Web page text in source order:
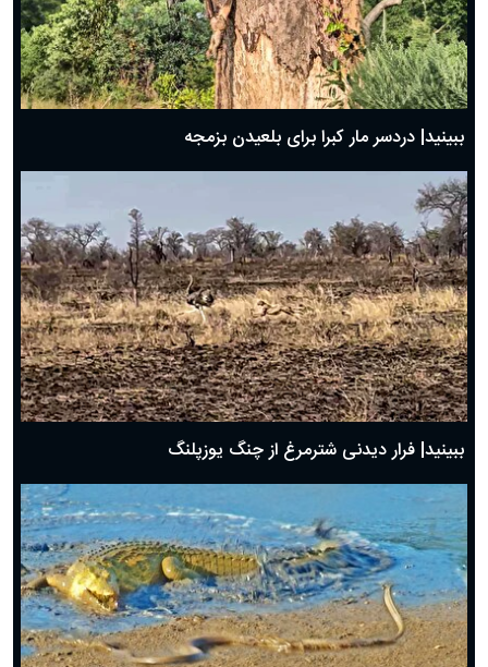
ببینید| دردسر مار کبرا برای بلعیدن بزمجه
ببینید| فرار دیدنی شترمرغ از چنگ یوزپلنگ